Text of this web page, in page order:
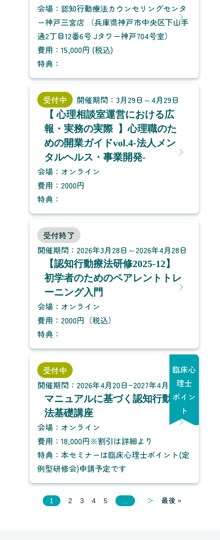
会場：認知行動療法カウンセリングセンタ
ー神戸三宮店 （兵庫県神戸市中央区下山手
通2丁目12番6号 Jタワー神戸704号室）
費用：15,000円 (税込)
特典：
受付中 開催期間：3月29日～4月29日
【 心理相談室運営における広
報・実務の実際 】心理職のた
めの開業ガイドvol.4-法人メン
タルヘルス・事業開発-
会場：オンライン
費用：2000円
特典：
受付終了
開催期間：2026年3月28日～2026年4月28日
【認知行動療法研修2025-12】
初学者のためのペアレントトレ
ーニング入門
会場：オンライン
費用：2000円（税込）
特典：
臨床心
理士
ポイン
ト
受付中
開催期間：2026年4月20日~2027年4月30日
マニュアルに基づく認知行動療
法基礎講座
会場：オンライン
費用：18,000円※割引は詳細より
特典：本セミナーは臨床心理士ポイント(定
例型研修会)申請予定です
1 2 3 4 5 ＞ 最後 »